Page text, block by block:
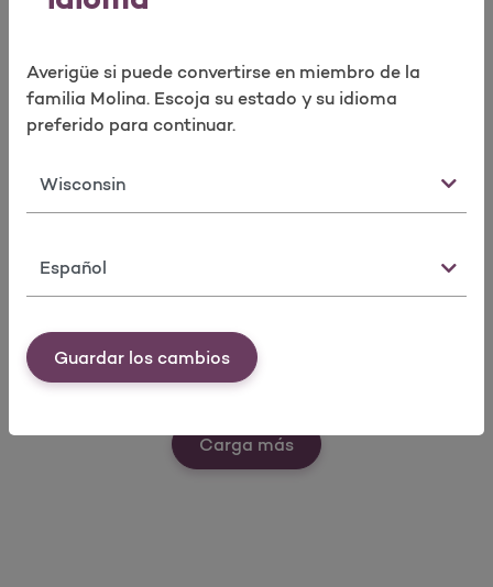
Averigüe si puede convertirse en miembro de la
familia Molina. Escoja su estado y su idioma
preferido para continuar.
Estado
Idioma
Guardar los cambios
rápidas
Buscar un
Solicitar
como
miembro
Formularios
Carga másVer nuestras